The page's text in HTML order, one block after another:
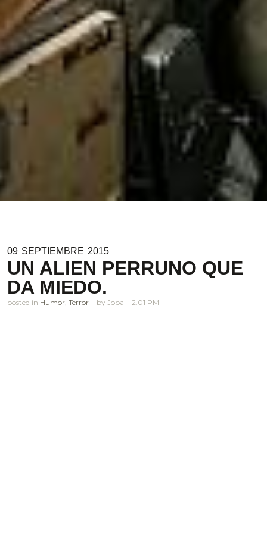
09 SEPTIEMBRE 2015
UN ALIEN PERRUNO QUE
DA MIEDO.
posted in Humor, Terror Jopa 2.01 PM